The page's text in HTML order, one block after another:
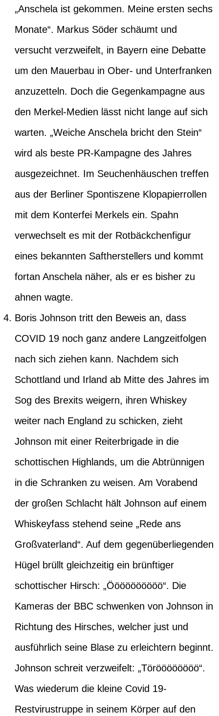
„Anschela ist gekommen. Meine ersten sechs
Monate“. Markus Söder schäumt und
versucht verzweifelt, in Bayern eine Debatte
um den Mauerbau in Ober- und Unterfranken
anzuzetteln. Doch die Gegenkampagne aus
den Merkel-Medien lässt nicht lange auf sich
warten. „Weiche Anschela bricht den Stein“
wird als beste PR-Kampagne des Jahres
ausgezeichnet. Im Seuchenhäuschen treffen
aus der Berliner Spontiszene Klopapierrollen
mit dem Konterfei Merkels ein. Spahn
verwechselt es mit der Rotbäckchenfigur
eines bekannten Saftherstellers und kommt
fortan Anschela näher, als er es bisher zu
ahnen wagte.
Boris Johnson tritt den Beweis an, dass
COVID 19 noch ganz andere Langzeitfolgen
nach sich ziehen kann. Nachdem sich
Schottland und Irland ab Mitte des Jahres im
Sog des Brexits weigern, ihren Whiskey
weiter nach England zu schicken, zieht
Johnson mit einer Reiterbrigade in die
schottischen Highlands, um die Abtrünnigen
in die Schranken zu weisen. Am Vorabend
der großen Schlacht hält Johnson auf einem
Whiskeyfass stehend seine „Rede ans
Großvaterland“. Auf dem gegenüberliegenden
Hügel brüllt gleichzeitig ein brünftiger
schottischer Hirsch: „Öööööööööö“. Die
Kameras der BBC schwenken von Johnson in
Richtung des Hirsches, welcher just und
ausführlich seine Blase zu erleichtern beginnt.
Johnson schreit verzweifelt: „Töröööööööö“.
Was wiederum die kleine Covid 19-
Restvirustruppe in seinem Körper auf den